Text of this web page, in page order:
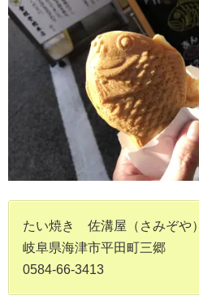
たい焼き 佐溝屋（さみぞや）
岐阜県海津市平田町三郷
0584-66-3413